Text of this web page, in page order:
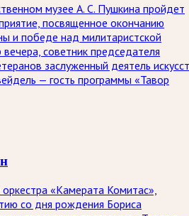
музее А. С. Пушкина пройдет
посвященное окончанию
и победе над милитаристской
советник председателя
заслуженный деятель
— гость программы «Тавор
«Камерата Комитас»,
со дня рождения Бориса